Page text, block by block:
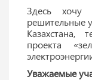
Здесь хочу
решительные
Казахстана,
проекта
Уважаемые